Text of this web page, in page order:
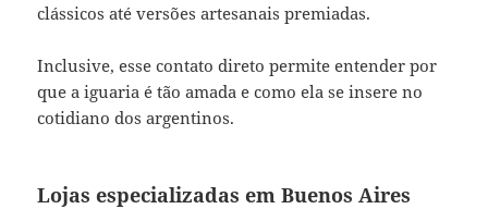
clássicos até versões artesanais premiadas.
Inclusive, esse contato direto permite entender por
que a iguaria é tão amada e como ela se insere no
cotidiano dos argentinos.
Lojas especializadas em Buenos Aires